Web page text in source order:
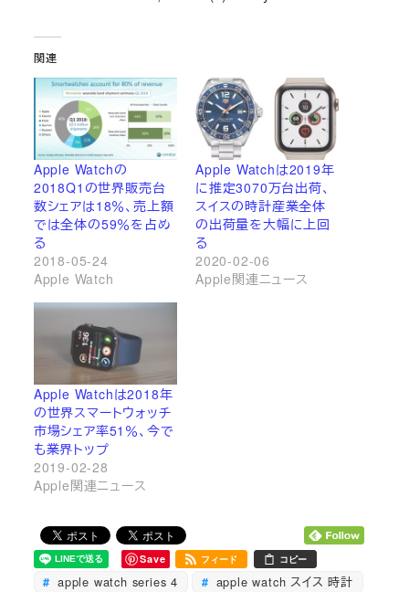
関連
Apple Watchの
2018Q1の世界販売台
数シェアは18％、売上額
では全体の59％を占め
る
2018-05-24
Apple Watch
Apple Watchは2019年
に推定3070万台出荷、
スイスの時計産業全体
の出荷量を大幅に上回
る
2020-02-06
Apple関連ニュース
Apple Watchは2018年
の世界スマートウォッチ
市場シェア率51％、今で
も業界トップ
2019-02-28
Apple関連ニュース
Save フィード コピー
apple watch series 4 apple watch スイス 時計